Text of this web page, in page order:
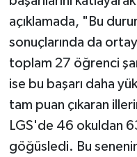
açıklamada, "Bu
sonuçlarında da
toplam 27 öğrenci
ise bu başarı daha
tam puan çıkaran
LGS'de 46 okuldan
göğüsledi. Bu